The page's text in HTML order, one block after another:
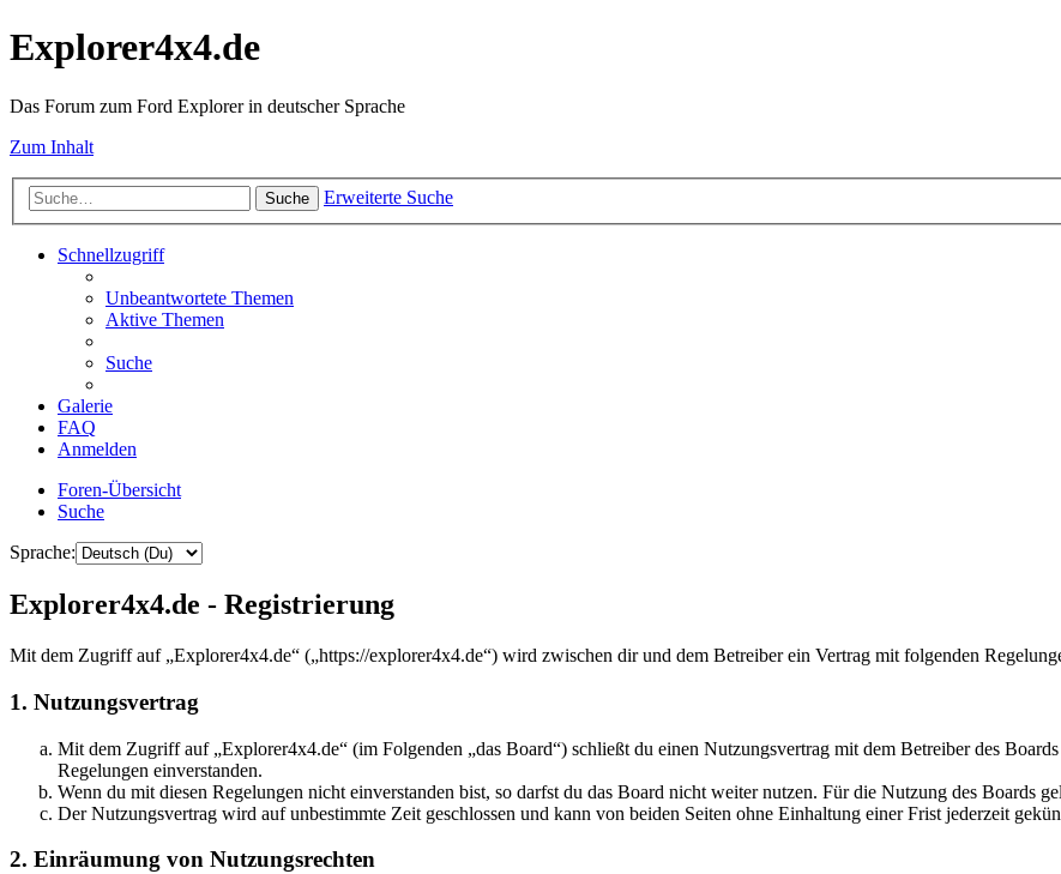
Explorer4x4.de
Das Forum zum Ford Explorer in deutscher Sprache
Zum Inhalt
Suche Erweiterte Suche
Schnellzugriff
Unbeantwortete Themen
Aktive Themen
Suche
Galerie
FAQ
Anmelden
Foren-Übersicht
Suche
Sprache:
Explorer4x4.de - Registrierung
Mit dem Zugriff auf „Explorer4x4.de“ („https://explorer4x4.de“) wird zwischen dir und dem Betreiber ein Vertrag mit folgenden
1. Nutzungsvertrag
Mit dem Zugriff auf „Explorer4x4.de“ (im Folgenden „das Board“) schließt du einen Nutzungsvertrag mit dem Betreiber des
Regelungen einverstanden.
Wenn du mit diesen Regelungen nicht einverstanden bist, so darfst du das Board nicht weiter nutzen. Für die Nutzung des Boards
Der Nutzungsvertrag wird auf unbestimmte Zeit geschlossen und kann von beiden Seiten ohne Einhaltung einer Frist jederzeit
2. Einräumung von Nutzungsrechten